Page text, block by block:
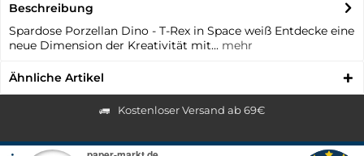
Beschreibung
Spardose Porzellan Dino - T-Rex in Space weiß Entdecke eine
neue Dimension der Kreativität mit... mehr
Ähnliche Artikel
Kostenloser Versand ab 69€